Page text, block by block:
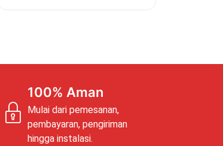
100% Aman
Mulai dari pemesanan,
pembayaran, pengiriman
hingga instalasi.